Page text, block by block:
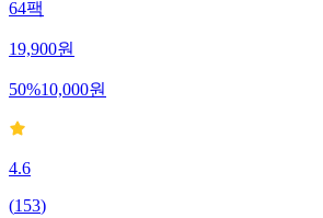
64팩
19,900원
50%10,000원
4.6
(153)